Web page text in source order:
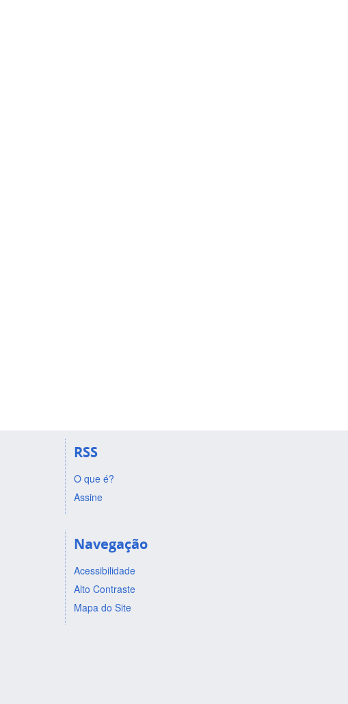
RSS
O que é?
Assine
Navegação
Acessibilidade
Alto Contraste
Mapa do Site